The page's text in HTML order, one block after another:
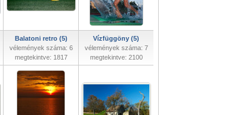
Balatoni retro (5)
vélemények száma: 6
megtekintve: 1817
Vízfüggöny (5)
vélemények száma: 7
megtekintve: 2100